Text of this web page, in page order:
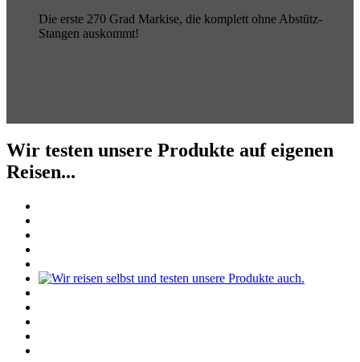
Die erste 270 Grad Markise, die komplett ohne Abstütz-
Stangen auskommt!
Wir testen unsere Produkte auf eigenen
Reisen...